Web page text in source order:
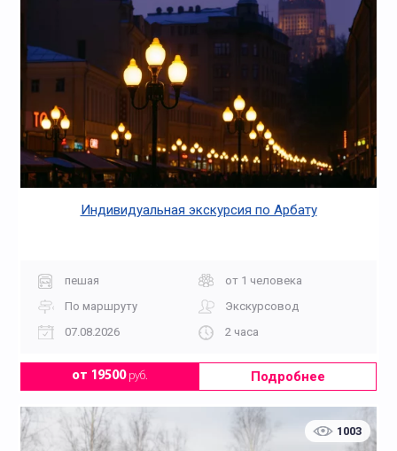
Индивидуальная экскурсия по Арбату
пешая
от 1 человека
По маршруту
Экскурсовод
07.08.2026
2 часа
от 19500руб. Подробнее
1003